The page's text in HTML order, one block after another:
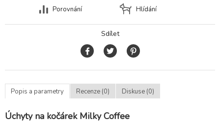
Porovnání
Hlídání
Sdílet
Popis a parametry Recenze (0) Diskuse (0)
Úchyty na kočárek Milky Coffee